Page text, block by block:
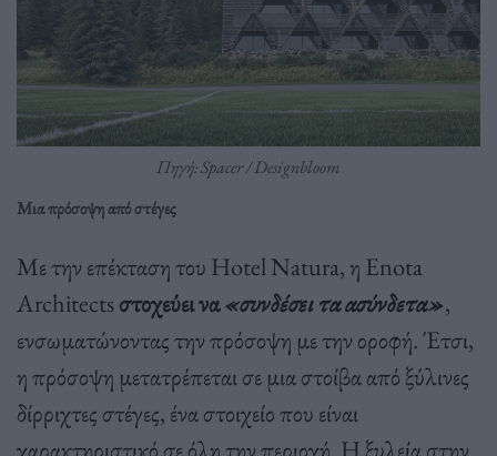
Πηγή: Spacer / Designbloom
Μια πρόσοψη από στέγες
Με την επέκταση του Hotel Natura, η Enota
Architectsστοχεύει να«συνδέσει τα ασύνδετα»,
ενσωματώνοντας την πρόσοψη με την οροφή. Έτσι,
η πρόσοψη μετατρέπεται σε μια στοίβα από ξύλινες
δίρριχτες στέγες, ένα στοιχείο που είναι